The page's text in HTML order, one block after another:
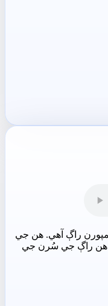
راڳ آھي. ھن جي
ھن راڳ جي سُرن جي